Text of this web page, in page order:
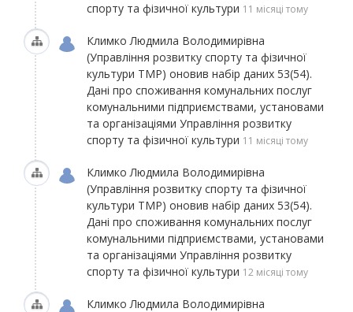
спорту та фізичної культури 11 місяці тому
Климко Людмила Володимирівна
(Управління розвитку спорту та фізичної
культури ТМР) оновив набір даних 53(54).
Дані про споживання комунальних послуг
комунальними підприємствами, установами
та організаціями Управління розвитку
спорту та фізичної культури 11 місяці тому
Климко Людмила Володимирівна
(Управління розвитку спорту та фізичної
культури ТМР) оновив набір даних 53(54).
Дані про споживання комунальних послуг
комунальними підприємствами, установами
та організаціями Управління розвитку
спорту та фізичної культури 12 місяці тому
Климко Людмила Володимирівна